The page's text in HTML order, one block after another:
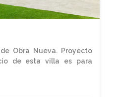
Obra Nueva. Proyecto
de esta villa es para